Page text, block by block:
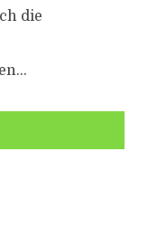
die